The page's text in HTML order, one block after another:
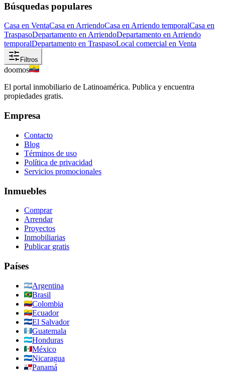
Búsquedas populares
Casa en VentaCasa en ArriendoCasa en Arriendo temporalCasa en
TraspasoDepartamento en ArriendoDepartamento en Arriendo
temporalDepartamento en TraspasoLocal comercial en Venta
Filtros
doomos
El portal inmobiliario de Latinoamérica. Publica y encuentra
propiedades gratis.
Empresa
Contacto
Blog
Términos de uso
Política de privacidad
Servicios promocionales
Inmuebles
Comprar
Arrendar
Proyectos
Inmobiliarias
Publicar gratis
Países
Argentina
Brasil
Colombia
Ecuador
El Salvador
Guatemala
Honduras
México
Nicaragua
Panamá